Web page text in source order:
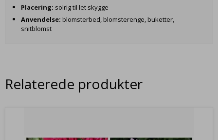
Placering: solrig til let skygge
Anvendelse: blomsterbed, blomsterenge, buketter,
snitblomst
Relaterede produkter